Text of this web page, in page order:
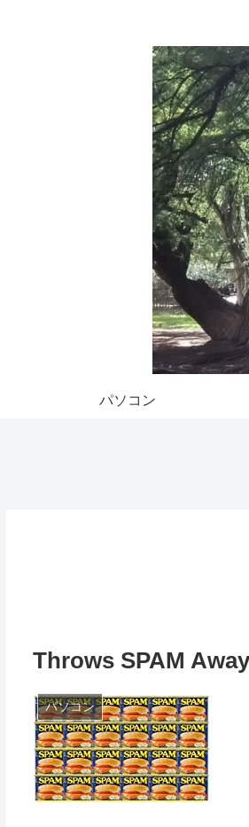
パソコン
Throws SPAM
パソコン